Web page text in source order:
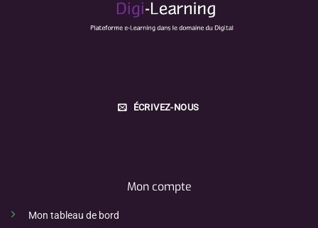
ÉCRIVEZ-NOUS
Mon compte
Mon tableau de bord